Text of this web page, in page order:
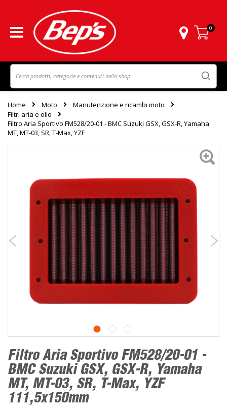
Carrello
0
Home Moto
Manutenzione e ricambi moto
Filtri aria e olio
Filtro Aria Sportivo FM528/20-01 - BMC Suzuki GSX, GSX-R, Yamaha
MT, MT-03, SR, T-Max, YZF
Filtro Aria Sportivo FM528/20-01 -
BMC Suzuki GSX, GSX-R, Yamaha
MT, MT-03, SR, T-Max, YZF
111,5x150mm